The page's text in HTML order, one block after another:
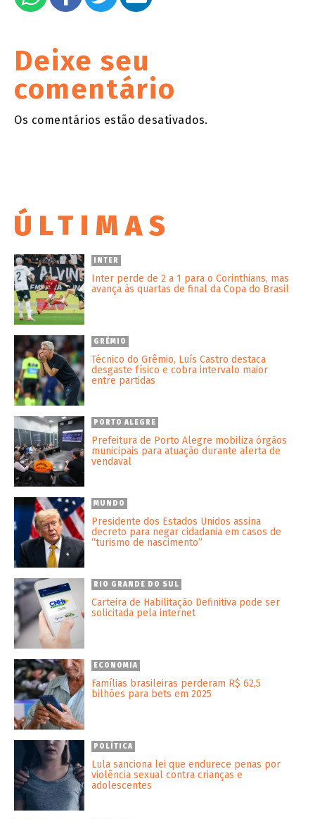
Deixe seu
comentário
Os comentários estão desativados.
ÚLTIMAS
INTER
Inter perde de 2 a 1 para o Corinthians, mas
avança às quartas de final da Copa do Brasil
GRÊMIO
Técnico do Grêmio, Luís Castro destaca
desgaste físico e cobra intervalo maior
entre partidas
PORTO ALEGRE
Prefeitura de Porto Alegre mobiliza órgãos
municipais para atuação durante alerta de
vendaval
MUNDO
Presidente dos Estados Unidos assina
decreto para negar cidadania em casos de
“turismo de nascimento”
RIO GRANDE DO SUL
Carteira de Habilitação Definitiva pode ser
solicitada pela internet
ECONOMIA
Famílias brasileiras perderam R$ 62,5
bilhões para bets em 2025
POLÍTICA
Lula sanciona lei que endurece penas por
violência sexual contra crianças e
adolescentes